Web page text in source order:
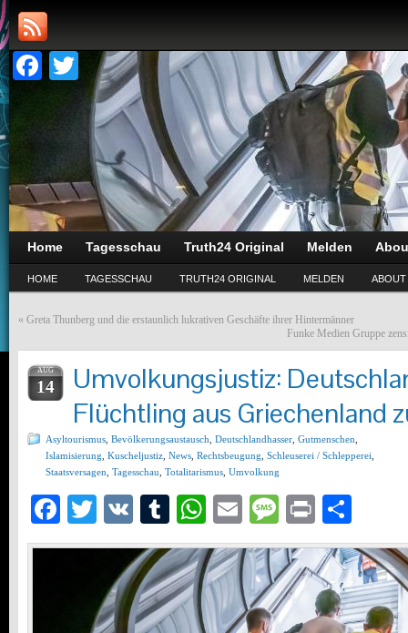
Facebook
Twitter
Home Tagesschau Truth24 Original Melden
HOME TAGESSCHAU TRUTH24 ORIGINAL MELDEN ABOUT
« Greta Thunberg und die erstaunlich lukrativen Geschäfte ihrer Hintermänner
Funke Medien Gruppe
AUG
14
Umvolkungsjustiz:
Flüchtling aus Griechenland
Asyltourismus Bevölkerungsaustausch Deutschlandhasser Gutmenschen
Islamisierung Kuscheljustiz News Rechtsbeugung Schleuserei / Schlepperei
Staatsversagen Tagesschau Totalitarismus Umvolkung
Facebook
Twitter
VK Tumblr
WhatsApp
EmailMessage
Print